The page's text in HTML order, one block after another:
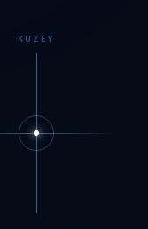
KUZEY